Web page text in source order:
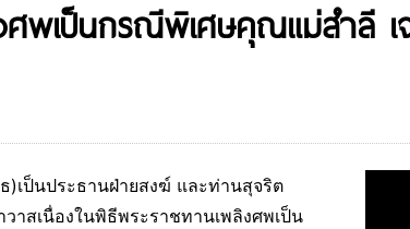
ศพเป็นกรณีพิเศษคุณแม่สำลี
เป็นประธานฝ่ายสงฆ์ และท่านสุจริต
าสเนื่องในพิธีพระราชทานเพลิงศพเป็น